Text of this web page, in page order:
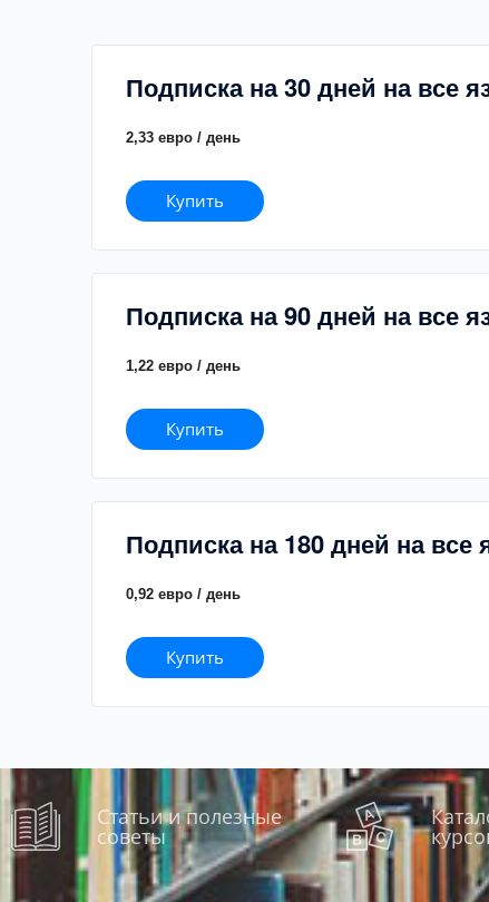
Подписка на 30 дней на все
2,33 евро / день
Купить
Подписка на 90 дней на все
1,22 евро / день
Купить
Подписка на 180 дней на
0,92 евро / день
Купить
Статьи и полезные
советы